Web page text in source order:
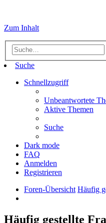
Zum Inhalt
Suche
Schnellzugriff
Unbeantwortete
Aktive Themen
Suche
Dark mode
FAQ
Anmelden
Registrieren
Foren-Übersicht Häufig
Häufig gestellte